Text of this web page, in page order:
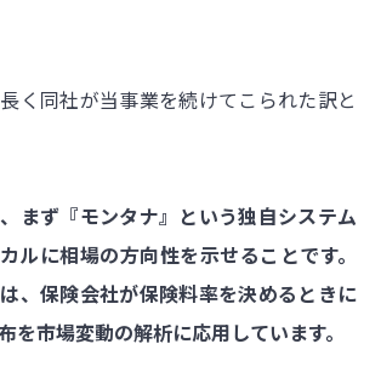
く同社が当事業を続けてこられた訳と
、まず『モンタナ』という独自システム
ルに相場の方向性を示せることです。
、保険会社が保険料率を決めるときに
を市場変動の解析に応用しています。